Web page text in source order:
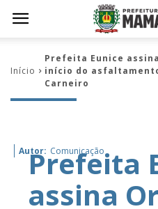
Início
Prefeita Eunice
início do
Carneiro
Autor: Comunicação
Prefeita
assina